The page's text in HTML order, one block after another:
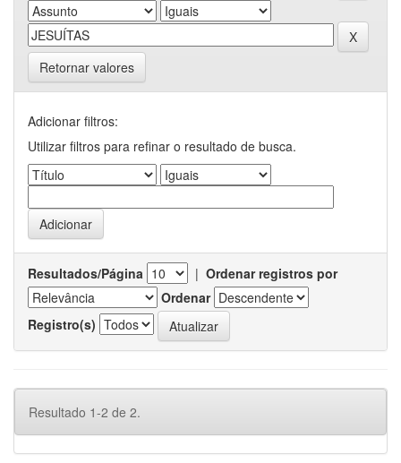
Retornar valores
Adicionar filtros:
Utilizar filtros para refinar o resultado de busca.
Resultados/Página | Ordenar registros por
Ordenar
Registro(s)
Resultado 1-2 de 2.